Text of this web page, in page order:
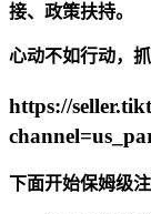
接、政策扶持。
心动不如行动，
https://
下面开始保姆级